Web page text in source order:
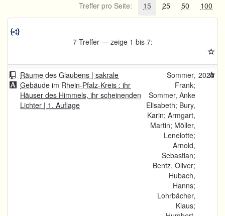
Treffer pro Seite:
15 25 50 100
7 Treffer — zeige 1 bis 7:
Räume des Glaubens | sakrale
Gebäude im Rhein-Pfalz-Kreis : ihr
Häuser des Himmels, ihr scheinenden
Lichter | 1. Auflage
Sommer,
Frank;
Sommer, Anke
Elisabeth; Bury,
Karin; Armgart,
Martin; Möller,
Lenelotte;
Arnold,
Sebastian;
Bentz, Oliver;
Hubach,
Hanns;
Lohrbächer,
Klaus;
2025